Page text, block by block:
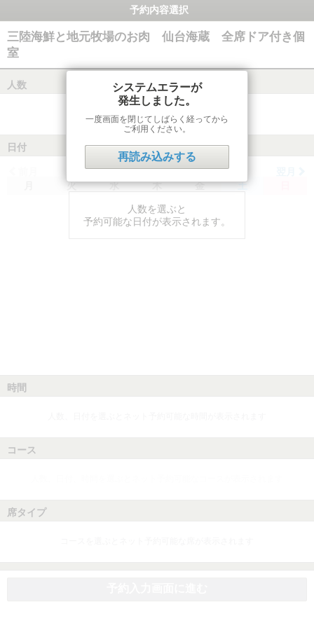
予約内容選択
三陸海鮮と地元牧場のお肉 仙台海蔵 全席ドア付き個
室
人数
日付
火 水 木 金 土
人数を選ぶと
予約可能な日付が表示されます。
時間
コース
席タイプ
システムエラーが
発生しました。
一度画面を閉じてしばらく経ってから
ご利用ください。
再読み込みする